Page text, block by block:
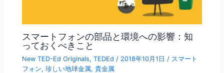
スマートフォンの部品と環境への影響：知
っておくべきこと
New TED-Ed Originals,TEDEd / 2018年10月1日 / スマート
フォン,珍しい地球金属,貴金属